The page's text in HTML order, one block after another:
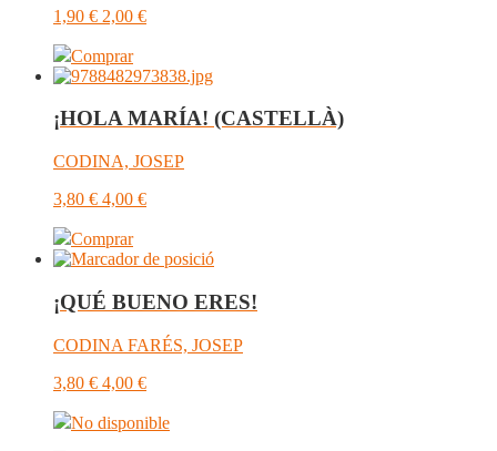
1,90 € 2,00 €
Comprar
¡HOLA MARÍA! (CASTELLÀ)
CODINA, JOSEP
3,80 € 4,00 €
Comprar
¡QUÉ BUENO ERES!
CODINA FARÉS, JOSEP
3,80 € 4,00 €
No disponible